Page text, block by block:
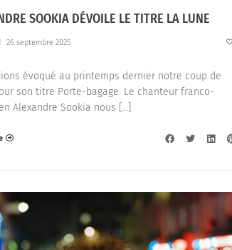
SOOKIA DÉVOILE LE TITRE LA LUNE
26 septembre 2025
évoqué au printemps dernier notre coup de
son titre Porte-bagage. Le chanteur franco-
Alexandre Sookia nous […]